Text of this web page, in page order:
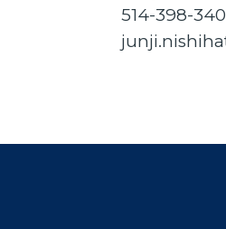
514-398-